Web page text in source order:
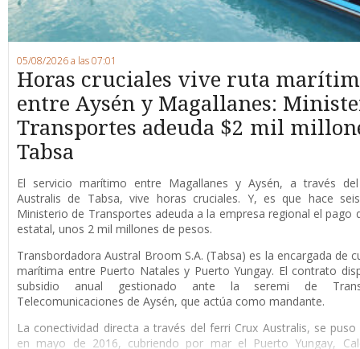
05/08/2026 a las 07:01
Horas cruciales vive ruta
entre Aysén y Magallanes:
Transportes adeuda $2 mil
Tabsa
El servicio marítimo entre Magallanes y Aysén, a través
Australis de Tabsa, vive horas cruciales. Y, es que hace
Ministerio de Transportes adeuda a la empresa regional el pago
estatal, unos 2 mil millones de pesos.
Transbordadora Austral Broom S.A. (Tabsa) es la encargada de
marítima entre Puerto Natales y Puerto Yungay. El contrato
subsidio anual gestionado ante la seremi de
Telecomunicaciones de Aysén, que actúa como mandante.
La conectividad directa a través del ferri Crux Australis, se
en mayo de 2016, cubriendo por mar el Puerto Yungay,